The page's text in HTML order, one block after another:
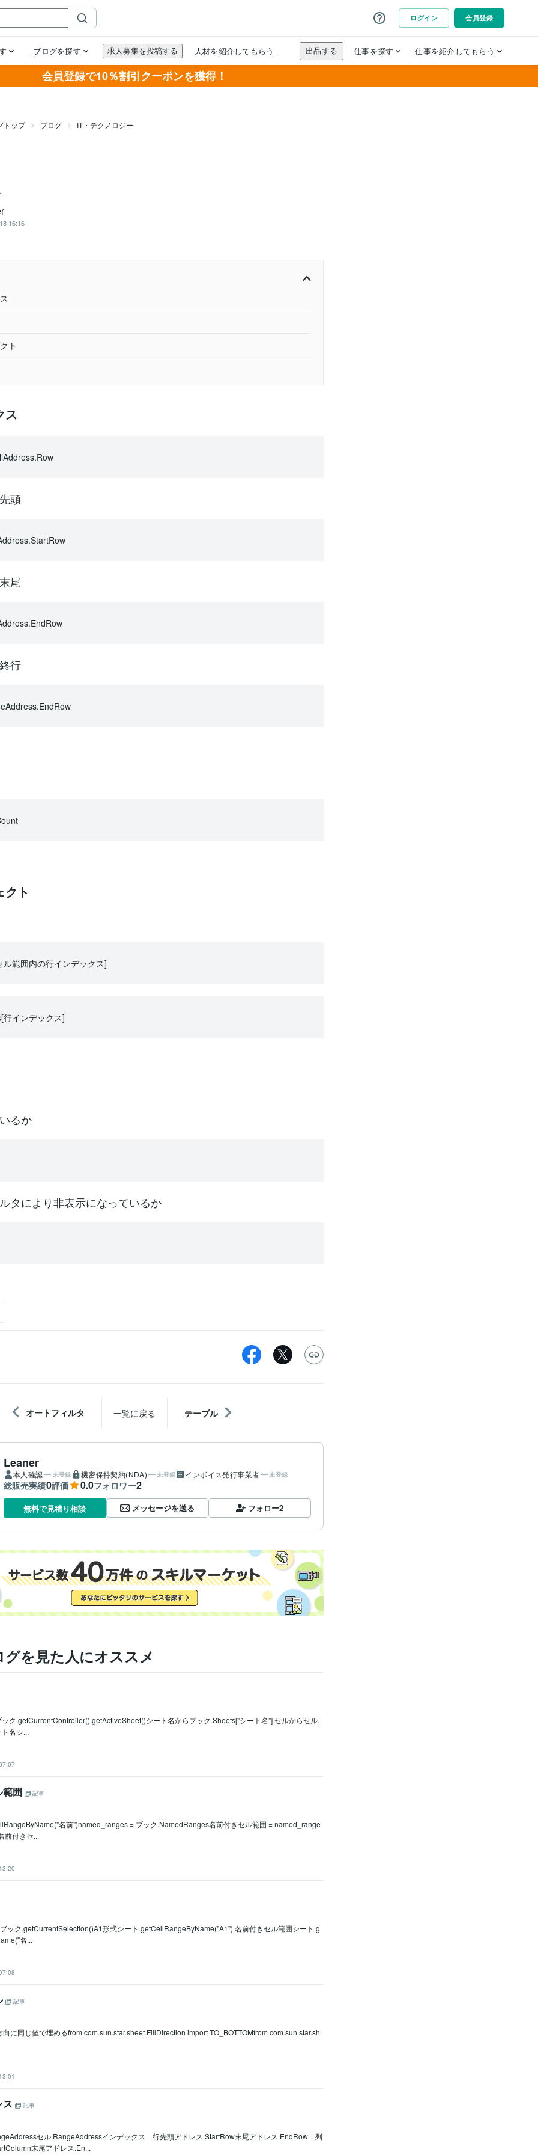
会員登録で10％割引クーポンを獲得！
トップ ブログ IT・テクノロジー
16:16
ト
ス
頭
尾
行
クト
ル範囲内の行インデックス]
行インデックス]
るか
タにより非表示になっているか
オートフィルタ 一覧に戻る テーブル
Leaner
本人確認 未登録 機密保持契約(NDA) 未登録 インボイス発行事業者 未登録
総販売実績0評価 0.0フォロワー2
無料で見積り相談 メッセージを送る フォロー2
を見た人にオススメ
ク.getCurrentController().getActiveSheet()シート名からブック.Sheets["シート名"] セルからセル.
名シ...
囲 記事
名前")named_ranges = ブック.NamedRanges名前付きセル範囲 = named_range
前付きセ...
ック.getCurrentSelection()A1形式シート.getCellRangeByName("A1") 名前付きセル範囲シート.g
名...
記事
に同じ値で埋めるfrom com.sun.star.sheet.FillDirection import TO_BOTTOMfrom com.sun.star.sh
ス 記事
セル.RangeAddressインデックス 行先頭アドレス.StartRow末尾アドレス.EndRow 列
末尾アドレス.En...